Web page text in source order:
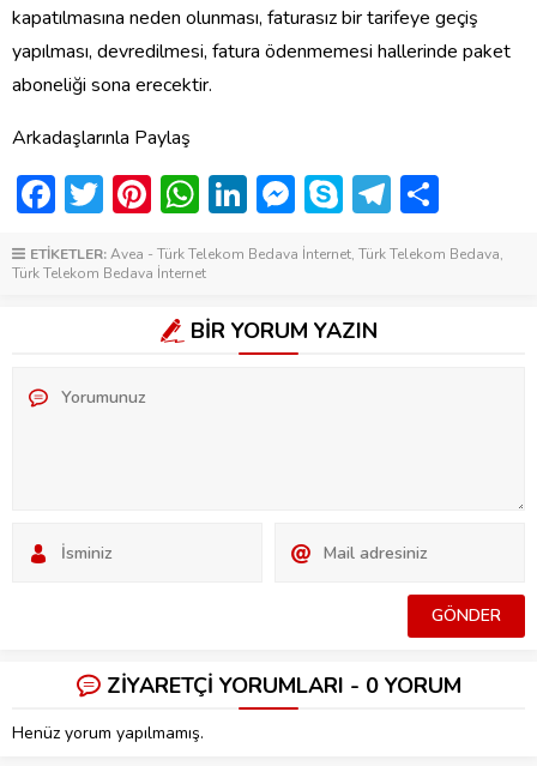
kapatılmasına neden olunması, faturasız bir tarifeye geçiş
yapılması, devredilmesi, fatura ödenmemesi hallerinde paket
aboneliği sona erecektir.
Arkadaşlarınla Paylaş
Facebook
Twitter
Pinterest
WhatsApp
LinkedIn
Messenger
Skype
ETİKETLER:Avea - Türk Telekom Bedava İnternet, Türk Telekom Bedava,
Türk Telekom Bedava İnternet
BİR YORUM YAZIN
ZİYARETÇİ YORUMLARI - 0 YORUM
Henüz yorum yapılmamış.